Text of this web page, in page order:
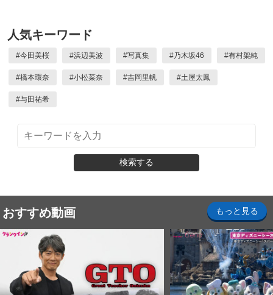
人気キーワード
#今田美桜 #浜辺美波 #写真集 #乃木坂46 #有村架純
#橋本環奈 #小松菜奈 #吉岡里帆 #土屋太鳳
#与田祐希
検索する
おすすめ動画 もっと見る